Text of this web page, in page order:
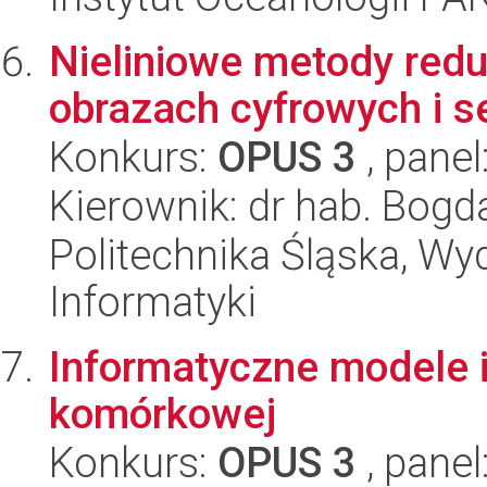
Nieliniowe metody
obrazach cyfrowych i
Konkurs: OPUS 3 ,
Kierownik: dr hab.
Politechnika Śląska,
Informatyki
Informatyczne modele
komórkowej
Konkurs: OPUS 3 ,